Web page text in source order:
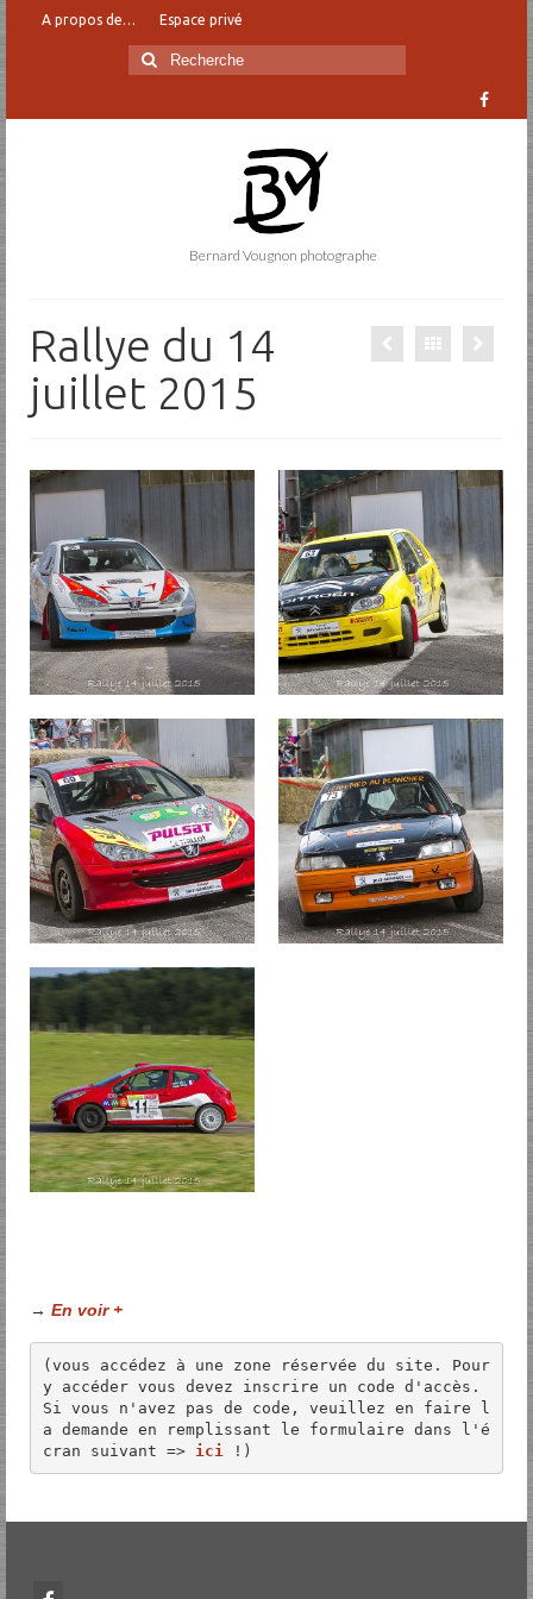
A propos de… Espace privé
Rechercher
:
Bernard Vougnon photographe
Rallye du 14
juillet 2015
→ En voir +
(vous accédez à une zone réservée du site. Pour
y accéder vous devez inscrire un code d'accès.
Si vous n'avez pas de code, veuillez en faire l
a demande en remplissant le formulaire dans l'é
cran suivant => ici !)